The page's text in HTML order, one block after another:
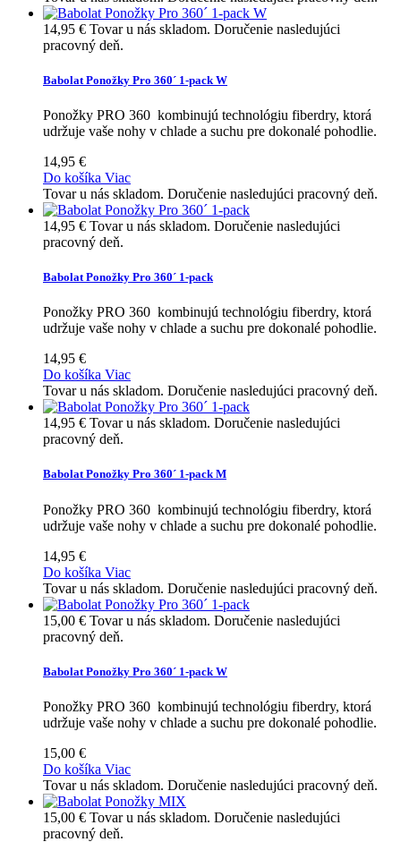
14,95 € Tovar u nás skladom. Doručenie nasledujúci
pracovný deň.
Babolat Ponožky Pro 360´ 1-pack W
Ponožky PRO 360 kombinujú technológiu fiberdry, ktorá
udržuje vaše nohy v chlade a suchu pre dokonalé pohodlie.
14,95 €
Do košíka Viac
Tovar u nás skladom. Doručenie nasledujúci pracovný deň.
14,95 € Tovar u nás skladom. Doručenie nasledujúci
pracovný deň.
Babolat Ponožky Pro 360´ 1-pack
Ponožky PRO 360 kombinujú technológiu fiberdry, ktorá
udržuje vaše nohy v chlade a suchu pre dokonalé pohodlie.
14,95 €
Do košíka Viac
Tovar u nás skladom. Doručenie nasledujúci pracovný deň.
14,95 € Tovar u nás skladom. Doručenie nasledujúci
pracovný deň.
Babolat Ponožky Pro 360´ 1-pack M
Ponožky PRO 360 kombinujú technológiu fiberdry, ktorá
udržuje vaše nohy v chlade a suchu pre dokonalé pohodlie.
14,95 €
Do košíka Viac
Tovar u nás skladom. Doručenie nasledujúci pracovný deň.
15,00 € Tovar u nás skladom. Doručenie nasledujúci
pracovný deň.
Babolat Ponožky Pro 360´ 1-pack W
Ponožky PRO 360 kombinujú technológiu fiberdry, ktorá
udržuje vaše nohy v chlade a suchu pre dokonalé pohodlie.
15,00 €
Do košíka Viac
Tovar u nás skladom. Doručenie nasledujúci pracovný deň.
15,00 € Tovar u nás skladom. Doručenie nasledujúci
pracovný deň.